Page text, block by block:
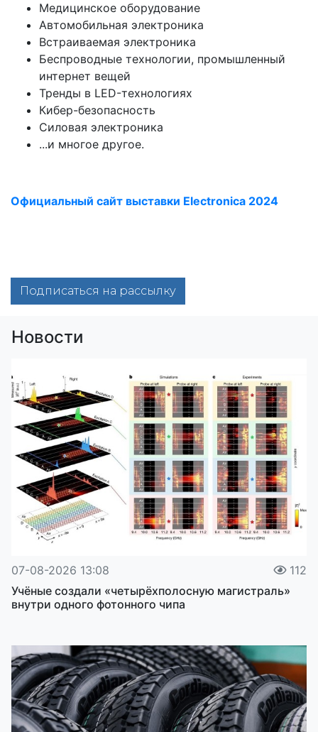
Медицинское оборудование
Автомобильная электроника
Встраиваемая электроника
Беспроводные технологии, промышленный
интернет вещей
Тренды в LED-технологиях
Кибер-безопасность
Силовая электроника
...и многое другое.
Официальный сайт выставки Electronica 2024
Подписаться на рассылку
Новости
07-08-2026 13:08
112
Учёные создали «четырёхполосную магистраль»
внутри одного фотонного чипа